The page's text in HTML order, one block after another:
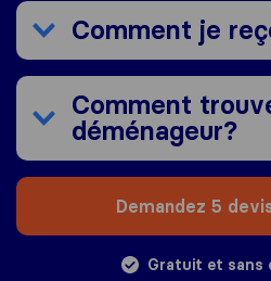
Comment je
Comment
déménageur?
Demandez 5
Gratuit et sans